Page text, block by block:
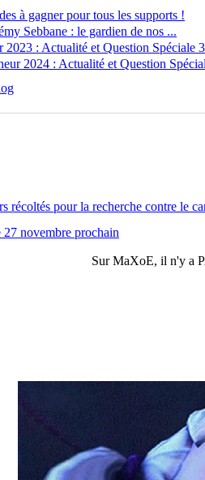
à gagner pour tous les supports !
Sebbane : le gardien de nos ...
: Actualité et Question Spéciale
2024 : Actualité et Question
récoltés pour la recherche contre le
novembre prochain
SurMaXoE, il n'y a